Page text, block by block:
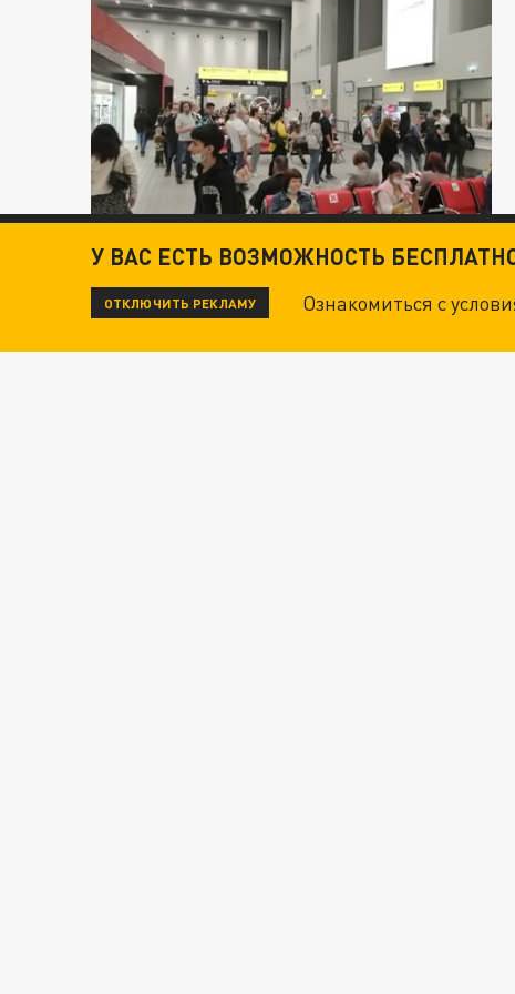
У ВАС ЕСТЬ ВОЗМОЖНОСТЬ
ОТКЛЮЧИТЬ РЕКЛАМУ Ознакомиться с